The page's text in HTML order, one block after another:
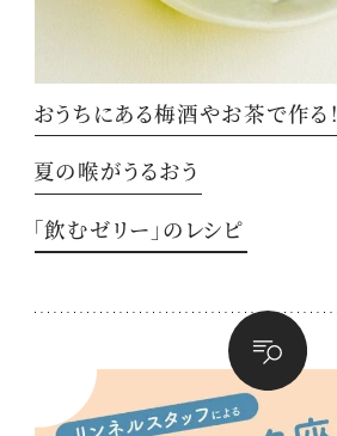
おうちにある梅酒やお茶で作る！
夏の喉がうるおう
「飲むゼリー」のレシピ